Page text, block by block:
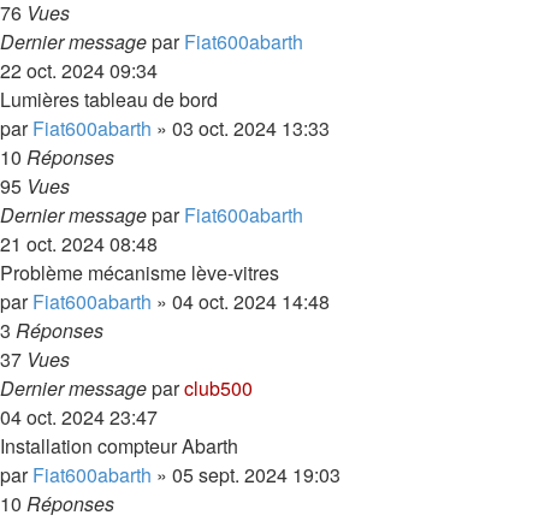
76 Vues
Dernier messageparFiat600abarth
22 oct. 2024 09:34
Lumières tableau de bord
parFiat600abarth » 03 oct. 2024 13:33
10 Réponses
95 Vues
Dernier messageparFiat600abarth
21 oct. 2024 08:48
Problème mécanisme lève-vitres
parFiat600abarth » 04 oct. 2024 14:48
3 Réponses
37 Vues
Dernier messageparclub500
04 oct. 2024 23:47
Installation compteur Abarth
parFiat600abarth » 05 sept. 2024 19:03
10 Réponses